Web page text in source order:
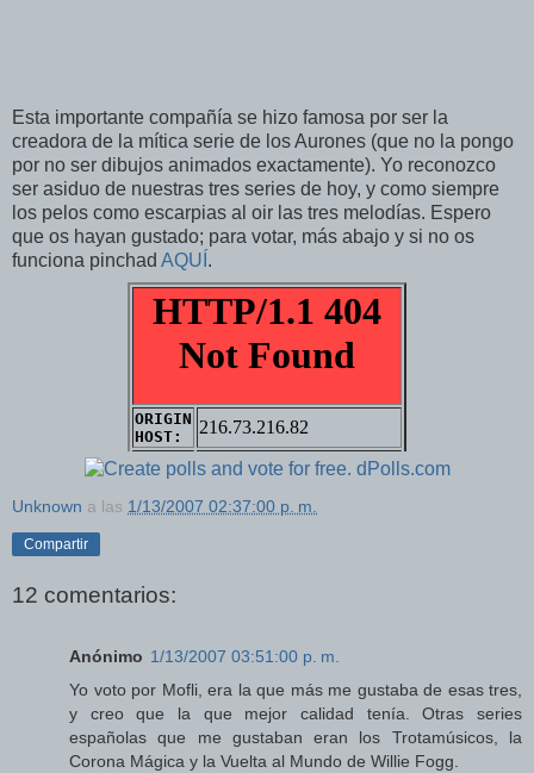
Esta importante compañía se hizo famosa por ser la
creadora de la mítica serie de los Aurones (que no la pongo
por no ser dibujos animados exactamente). Yo reconozco
ser asiduo de nuestras tres series de hoy, y como siempre
los pelos como escarpias al oir las tres melodías. Espero
que os hayan gustado; para votar, más abajo y si no os
funciona pinchad AQUÍ .
Unknown a las 1/13/2007 02:37:00 p. m.
Compartir
12 comentarios:
Anónimo 1/13/2007 03:51:00 p. m.
Yo voto por Mofli, era la que más me gustaba de esas tres,
y creo que la que mejor calidad tenía. Otras series
españolas que me gustaban eran los Trotamúsicos, la
Corona Mágica y la Vuelta al Mundo de Willie Fogg.